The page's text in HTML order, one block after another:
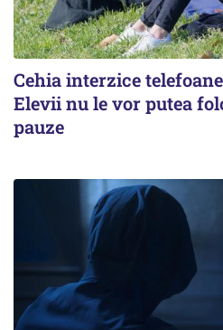
Cehia interzice
Elevii nu le vor putea
pauze